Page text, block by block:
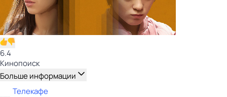
6.4
Кинопоиск
Больше информации
Телекафе